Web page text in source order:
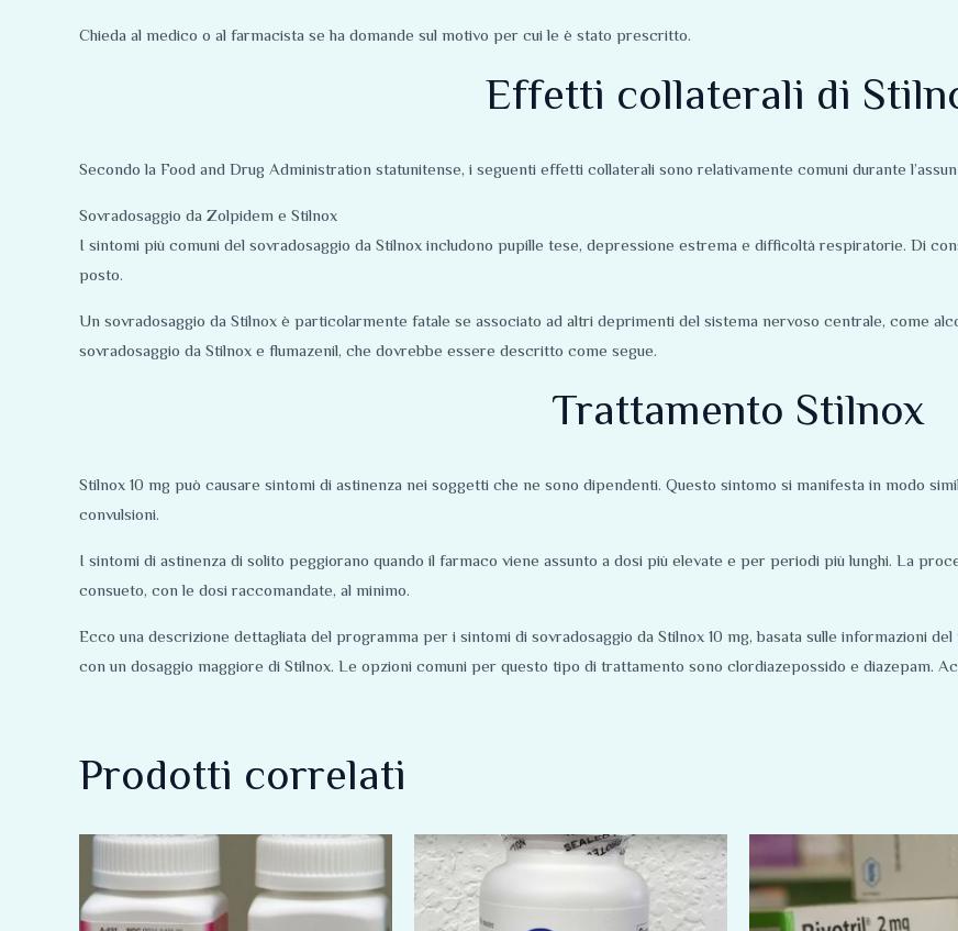
Chieda al medico o al farmacista se ha domande sul motivo per cui le è stato prescritto.
Effetti collaterali di
Secondo la Food and Drug Administration statunitense, i seguenti effetti collaterali sono relativamente comuni durante
Sovradosaggio da Zolpidem e Stilnox
I sintomi più comuni del sovradosaggio da Stilnox includono pupille tese, depressione estrema e difficoltà respiratorie. Di
posto.
Un sovradosaggio da Stilnox è particolarmente fatale se associato ad altri deprimenti del sistema nervoso centrale, come
sovradosaggio da Stilnox e flumazenil, che dovrebbe essere descritto come segue.
Trattamento Stilnox
Stilnox 10 mg può causare sintomi di astinenza nei soggetti che ne sono dipendenti. Questo sintomo si manifesta in modo
convulsioni.
I sintomi di astinenza di solito peggiorano quando il farmaco viene assunto a dosi più elevate e per periodi più lunghi. La
consueto, con le dosi raccomandate, al minimo.
Ecco una descrizione dettagliata del programma per i sintomi di sovradosaggio da Stilnox 10 mg, basata sulle informazioni
con un dosaggio maggiore di Stilnox. Le opzioni comuni per questo tipo di trattamento sono clordiazepossido e diazepam.
Prodotti correlati
Fascia
da
165,00 €
Questo
prodotto
Fascia
Questo
di
prezzo:
da
150,00 €
prodotto
ha